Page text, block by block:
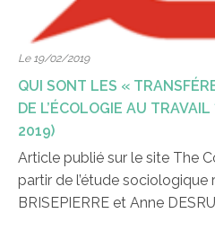
Le 19/02/2019
QUI SONT LES «
DE L’ÉCOLOGIE AU
2019)
Article publié sur le site The
partir de l’étude sociologique
BRISEPIERRE et Anne